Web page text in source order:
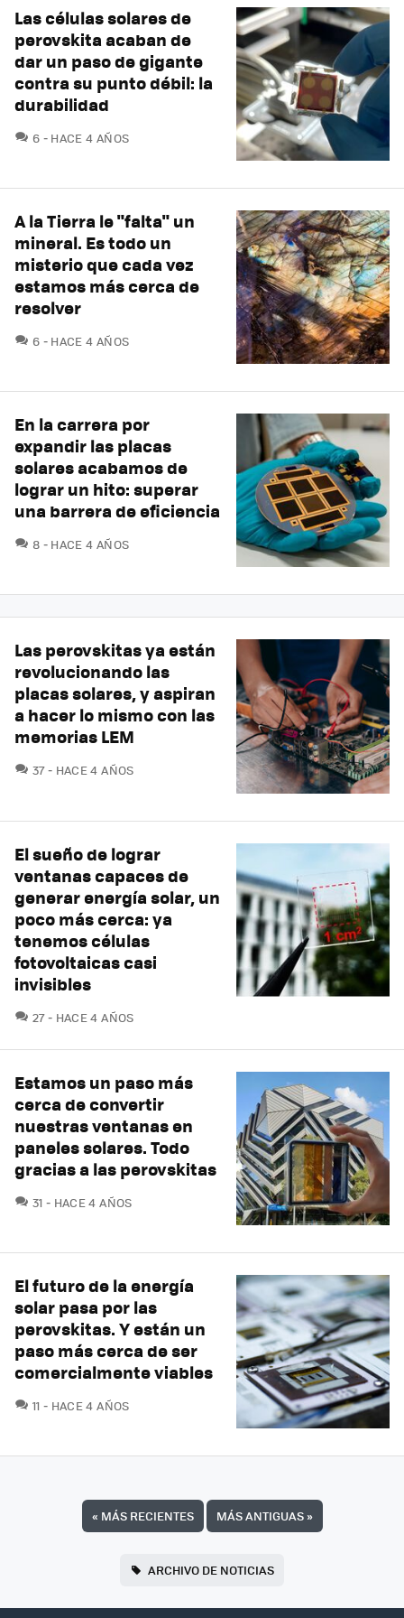
Las células solares de
perovskita acaban de
dar un paso de gigante
contra su punto débil: la
durabilidad
6 COMENTARIOS
HACE 4 AÑOS
A la Tierra le "falta" un
mineral. Es todo un
misterio que cada vez
estamos más cerca de
resolver
6 COMENTARIOS
HACE 4 AÑOS
En la carrera por
expandir las placas
solares acabamos de
lograr un hito: superar
una barrera de eficiencia
8 COMENTARIOS
HACE 4 AÑOS
Las perovskitas ya están
revolucionando las
placas solares, y aspiran
a hacer lo mismo con las
memorias LEM
37COMENTARIOS
HACE 4 AÑOS
El sueño de lograr
ventanas capaces de
generar energía solar, un
poco más cerca: ya
tenemos células
fotovoltaicas casi
invisibles
27COMENTARIOS
HACE 4 AÑOS
Estamos un paso más
cerca de convertir
nuestras ventanas en
paneles solares. Todo
gracias a las perovskitas
31 COMENTARIOS
HACE 4 AÑOS
El futuro de la energía
solar pasa por las
perovskitas. Y están un
paso más cerca de ser
comercialmente viables
11 COMENTARIOS
HACE 4 AÑOS
« MÁS RECIENTES MÁS ANTIGUAS»
ARCHIVO DE NOTICIAS